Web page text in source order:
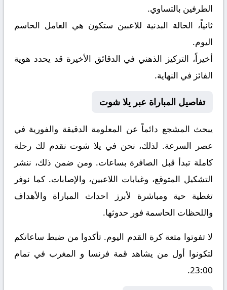
الطرفين بالتساوي.
ثانياً، الحالة البدنية للاعبين ستكون هي العامل الحاسم
اليوم.
أخيراً، التركيز الذهني في الدقائق الأخيرة قد يحدد هوية
الفائز في النهاية.
تفاصيل المباراة عبر يلا شوت
يبحث المشجع دائماً عن المعلومة الدقيقة والفورية في
عصر السرعة. لذلك، نحن في يلا شوت نقدم لك رحلة
كاملة تبدأ قبل الصافرة بساعات. ومن ضمن ذلك، ننشر
التشكيل المتوقع، وغيابات اللاعبين، والإصابات. كما نوفر
تغطية حية ومباشرة لأبرز احداث المباراة والأهداف
واللحظات الحاسمة فور حدوثها.
لا تفوتوا متعة كرة القدم اليوم. تأكدوا من ضبط ساعاتكم
لتكونوا أول من يشاهد قمة فرنسا و المغرب في تمام
23:00.